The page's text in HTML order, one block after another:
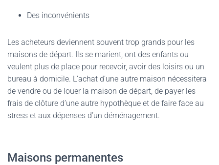
Des inconvénients
Les acheteurs deviennent souvent trop grands pour les
maisons de départ. Ils se marient, ont des enfants ou
veulent plus de place pour recevoir, avoir des loisirs ou un
bureau à domicile. L’achat d’une autre maison nécessitera
de vendre ou de louer la maison de départ, de payer les
frais de clôture d’une autre hypothèque et de faire face au
stress et aux dépenses d’un déménagement.
Maisons permanentes